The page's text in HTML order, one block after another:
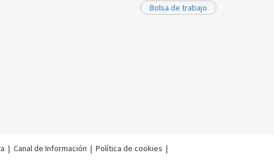
Bolsa de trabajo
| Canal de Información | Política de cookies |